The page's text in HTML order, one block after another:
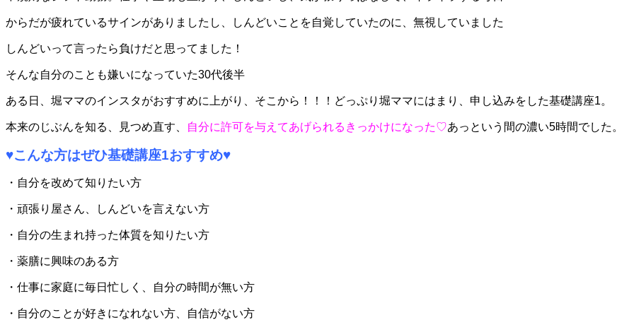
からだが疲れているサインがありましたし、 しんどいことを自覚していたのに、無視していました
しんどいって言ったら負けだと思ってました！
そんな自分のことも嫌いになっていた30代後半
ある日、堀ママのインスタがおすすめに上がり、 そこから！！！どっぷり堀ママにはまり、申し込みをした基礎講座1。
本来のじぶんを知る、見つめ直す、 自分に許可を与えてあげられるきっかけになった♡あっという間の濃い5時間でした。
♥こんな方はぜひ基礎講座1おすすめ♥
・自分を改めて知りたい方
・頑張り屋さん、しんどいを言えない方
・自分の生まれ持った体質を知りたい方
・薬膳に興味のある方
・仕事に家庭に毎日忙しく、自分の時間が無い方
・自分のことが好きになれない方、自信がない方